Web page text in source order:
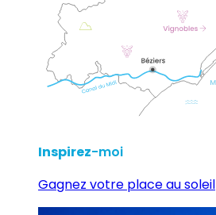
Inspirez-moi
Gagnez votre place au soleil